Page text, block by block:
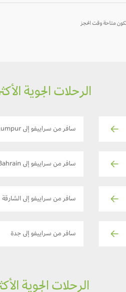
الرحلات الجوية
سافر من سراييفو إلى Kuala Lumpur
سافر من سراييفو إلى Bahrain
سافر من سراييفو إلى الشارقة
سافر من سراييفو إلى جدة
الرحلات الجوية